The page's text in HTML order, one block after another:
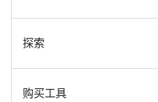
奖项
在 Canyon 工作
探索
新闻和故事
购买工具